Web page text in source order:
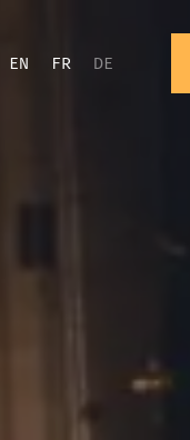
EN FR DE